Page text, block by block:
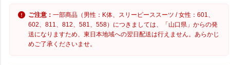
ご注意：一部商品（男性：K体、スリーピーススーツ / 女性：601、
602、811、812、581、558）につきましては、「山口県」からの発
送になりますため、東日本地域への翌日配送は行えません。あらかじ
めご了承くださいませ。